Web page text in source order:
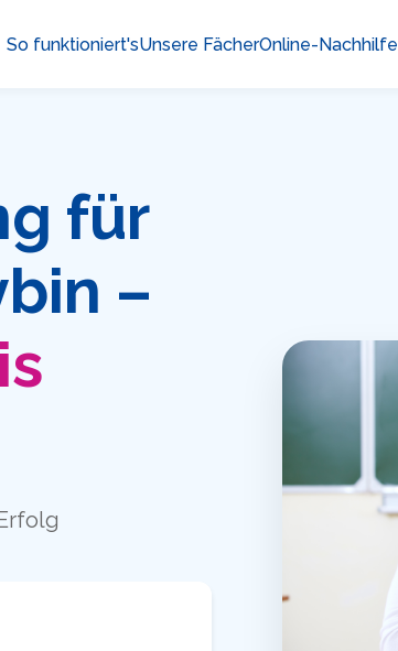
So funktioniert'sUnsere FächerOnline-Nachhilfe
für
–